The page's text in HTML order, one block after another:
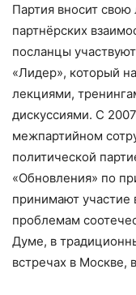
Партия вносит свою
партнёрских
посланцы
«Лидер», который
лекциями,
дискуссиями. С
межпартийном
политической
«Обновления» по
принимают участие
проблемам
Думе, в
встречах в Москве,